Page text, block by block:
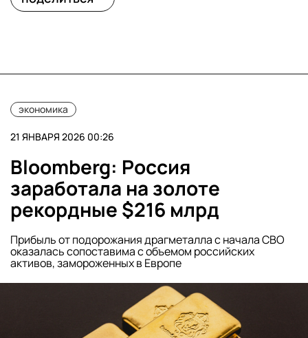
экономика
21 ЯНВАРЯ 2026 00:26
Bloomberg: Россия
заработала на золоте
рекордные $216 млрд
Прибыль от подорожания драгметалла с начала СВО
оказалась сопоставима с объемом российских
активов, замороженных в Европе